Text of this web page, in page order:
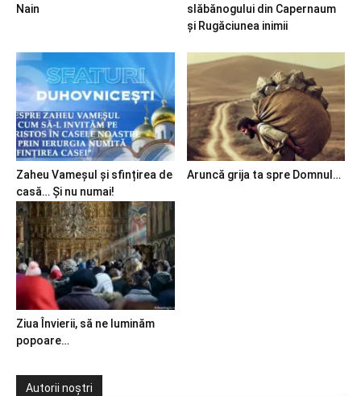
Nain
slăbănogului din Capernaum
și Rugăciunea inimii
Zaheu Vameșul și sfințirea de
casă… Și nu numai!
Aruncă grija ta spre Domnul…
Ziua Învierii, să ne luminăm
popoare…
Autorii noștri